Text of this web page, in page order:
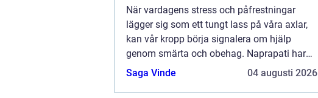
När vardagens stress och påfrestningar
lägger sig som ett tungt lass på våra axlar,
kan vår kropp börja signalera om hjälp
genom smärta och obehag. Naprapati har
under lång tid varit en framg&ari...
Saga Vinde 04 augusti 2026